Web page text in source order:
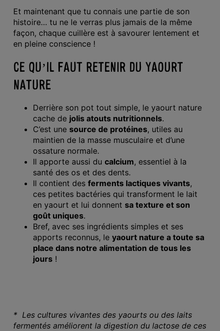
Et maintenant que tu connais une partie de son
histoire… tu ne le verras plus jamais de la même
façon, chaque cuillère est à savourer lentement et
en pleine conscience !
CE QU’IL FAUT RETENIR DU YAOURT
NATURE
Derrière son pot tout simple, le yaourt nature
cache de jolis atouts nutritionnels.
C’est une source de protéines, utiles au
maintien de la masse musculaire et d’une
ossature normale.
Il apporte aussi du calcium, essentiel à la
santé des os et des dents.
Il contient des ferments lactiques vivants,
ces petites bactéries qui transforment le lait
en yaourt et lui donnent sa texture et son
goût uniques.
Bref, avec ses ingrédients simples et ses
apports reconnus, le yaourt nature a toute sa
place dans notre alimentation de tous les
jours!
* Les cultures vivantes des yaourts ou des laits
fermentés améliorent la digestion du lactose de ces